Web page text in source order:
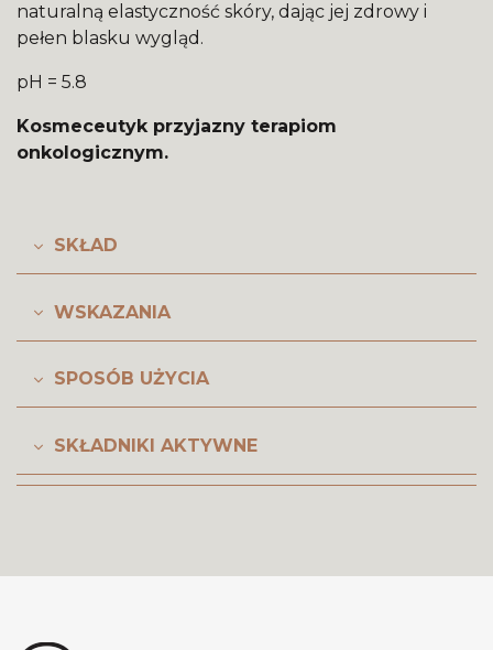
naturalną elastyczność skóry, dając jej zdrowy i
pełen blasku wygląd.
pH = 5.8
Kosmeceutyk przyjazny terapiom
onkologicznym.
SKŁAD
WSKAZANIA
SPOSÓB UŻYCIA
SKŁADNIKI AKTYWNE